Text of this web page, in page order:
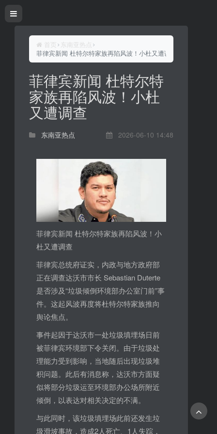
首页
东南亚热点
菲律宾新闻 杜特尔特家族再陷风波！小杜又遭调查
菲律宾新闻 杜特尔特
家族再陷风波！小杜
又遭调查
东南亚热点 2026-06-10 14:48
菲律宾新闻 杜特尔特家族再陷风波！小
杜又遭调查
菲律宾总统府证实，内政与地方政府部
正在调查达沃市市长 Sebastian Duterte
是否涉及“垃圾倾倒环境部办公室门前”事
件。这起风波再度将杜特尔特家族推向
舆论焦点。
事件起因于达沃市一处垃圾填埋场日前
被菲律宾环境部下令关闭。由于垃圾处
理能力受到影响，当地随后出现垃圾堆
积问题。此后有消息称，达沃市方面疑
似将部分垃圾运至环境部办公场所附近
倾倒，以表达对相关决定的不满。
与此同时，该垃圾填埋场此前还发生垃
圾滑坡事故，造成2人死亡、1人失踪，